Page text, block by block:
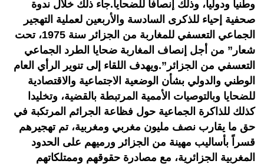
وطنيا ودوليا، وذلك إنصافا للضحايا.جاء ذلك خلال ندوة
صحفية إحياء للذكرى السادسة والأربعين لعملية التهجير
الجماعي التعسفي للمغاربة من الجزائر سنة 1975، تحت
شعار” من أجل إنصاف المغاربة ضحايا الطرد الجماعي
التعسفي من الجزائر”.ويهدف اللقاء إلى تنوير الرأي العام
الوطني والدولي بشأن الوضعية الاجتماعية والاقتصادية
للضحايا وبالتوصيات الأممية المرتبطة بالقضية، وتخليدا
كذلك للذاكرة الجماعية حول فظاعة الجرائم المرتكبة في
حق ما يقارب نصف مليون مغربي ومغربية، تم تهجيرهم
قسراً بأساليب مهينة من الجزائر ورميهم على الحدود
المغربية الجزائرية، مع مصادرة حقوقهم وممتلكاتهم